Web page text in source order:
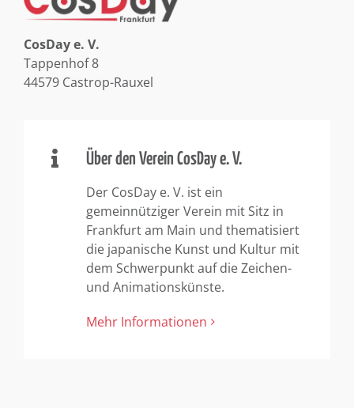
CosDay e. V.
Tappenhof 8
44579 Castrop-Rauxel
Über den Verein CosDay e. V.
Der CosDay e. V. ist ein
gemeinnütziger Verein mit Sitz in
Frankfurt am Main und thematisiert
die japanische Kunst und Kultur mit
dem Schwerpunkt auf die Zeichen-
und Animationskünste.
Mehr Informationen